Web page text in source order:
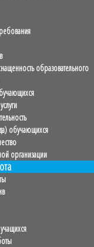
образовательного
обучающихся
организации